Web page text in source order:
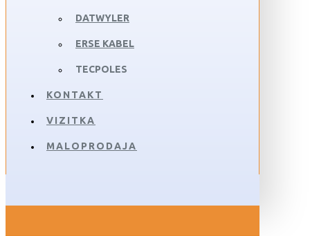
DATWYLER
ERSE KABEL
TECPOLES
KONTAKT
VIZITKA
MALOPRODAJA